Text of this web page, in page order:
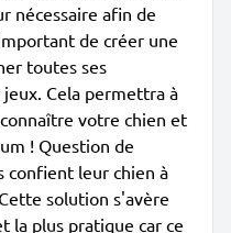
nécessaire afin de
de créer une
toutes ses
Cela permettra à
votre chien et
! Question de
confient leur chien à
solution s'avère
la plus pratique car ce